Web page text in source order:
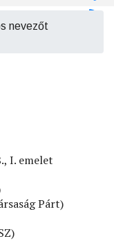
nevezőt
I. emelet
Párt)